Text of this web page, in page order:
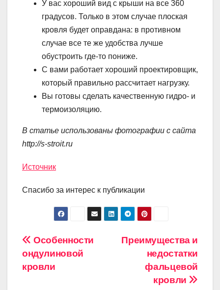
У вас хороший вид с крыши на все 360
градусов. Только в этом случае плоская
кровля будет оправдана: в противном
случае все те же удобства лучше
обустроить где-то пониже.
С вами работает хороший проектировщик,
который правильно рассчитает нагрузку.
Вы готовы сделать качественную гидро- и
термоизоляцию.
В статье использованы фотографии с сайта
http://s-stroit.ru
Источник
Спасибо за интерес к публикации
Навигация
по
Преимущества и
недостатки
фальцевой
кровли
Особенности
ондулиновой
кровли